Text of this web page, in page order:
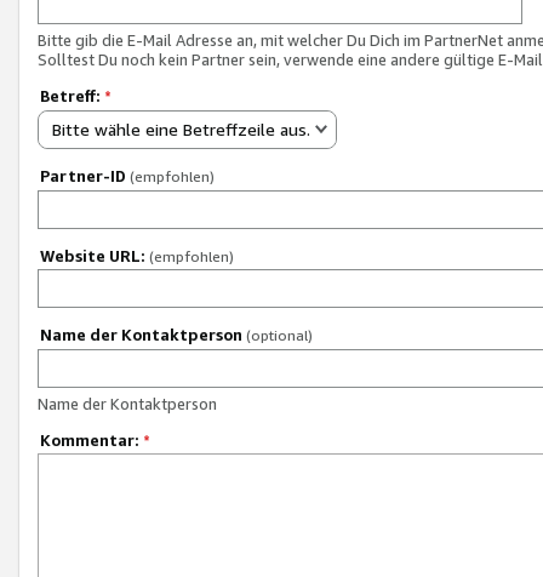
Bitte gib die E-Mail Adresse an, mit welcher Du Dich im PartnerNet
Solltest Du noch kein Partner sein, verwende eine andere gültige E-
Betreff: *
Bitte wähle eine Betreffzeile aus.
Partner-ID (empfohlen)
Website URL: (empfohlen)
Name der Kontaktperson (optional)
Name der Kontaktperson
Kommentar: *